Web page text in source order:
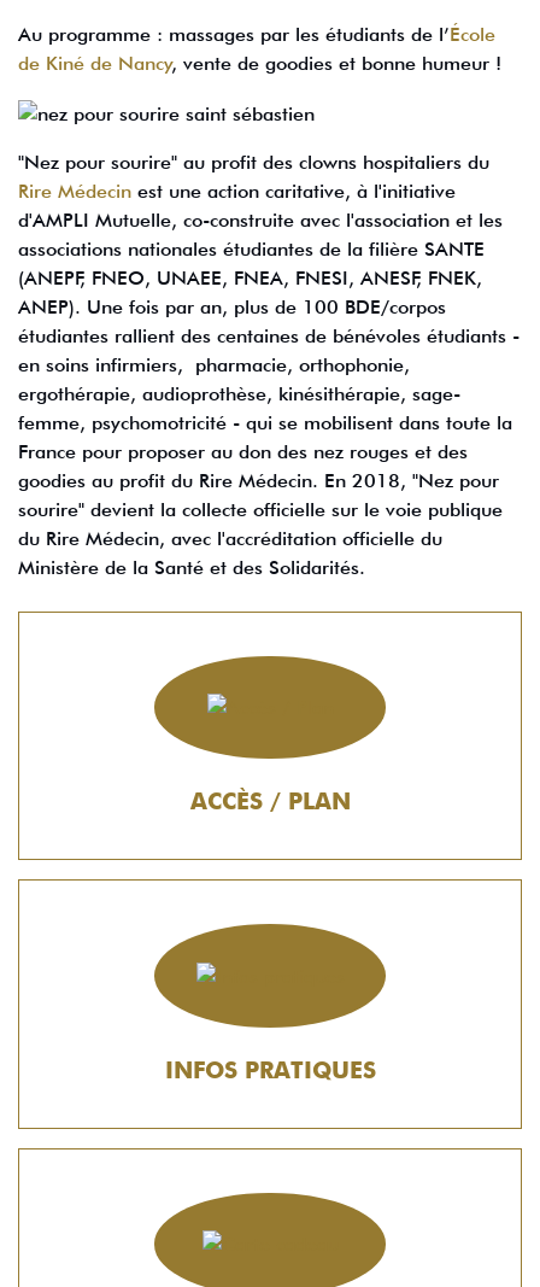
Au programme : massages par les étudiants de l’École
de Kiné de Nancy, vente de goodies et bonne humeur !
"Nez pour sourire" au profit des clowns hospitaliers du
Rire Médecin est une action caritative, à l'initiative
d'AMPLI Mutuelle, co-construite avec l'association et les
associations nationales étudiantes de la filière SANTE
(ANEPF, FNEO, UNAEE, FNEA, FNESI, ANESF, FNEK,
ANEP). Une fois par an, plus de 100 BDE/corpos
étudiantes rallient des centaines de bénévoles étudiants -
en soins infirmiers, pharmacie, orthophonie,
ergothérapie, audioprothèse, kinésithérapie, sage-
femme, psychomotricité - qui se mobilisent dans toute la
France pour proposer au don des nez rouges et des
goodies au profit du Rire Médecin. En 2018, "Nez pour
sourire" devient la collecte officielle sur le voie publique
du Rire Médecin, avec l'accréditation officielle du
Ministère de la Santé et des Solidarités.
ACCÈS / PLAN
INFOS PRATIQUES